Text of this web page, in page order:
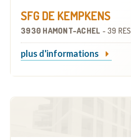
SFG DE KEMPKENS
3930 HAMONT-ACHEL - 39
plus d'informations